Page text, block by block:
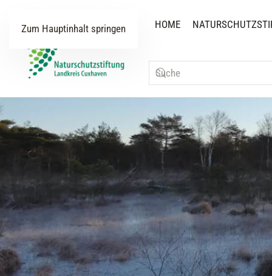
Zum Hauptinhalt springen HOME